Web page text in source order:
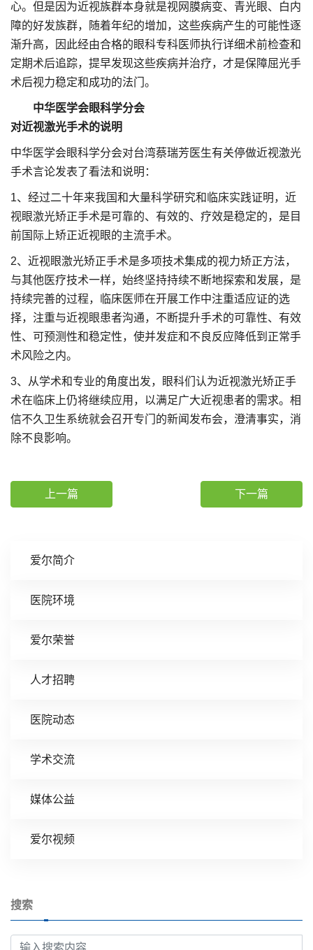
爱尔简介
医院环境
爱尔荣誉
人才招聘
医院动态
学术交流
媒体公益
爱尔视频
搜索
心。但是因为近视族群本身就是视网膜病变、青光眼、白内
障的好发族群，随着年纪的增加，这些疾病产生的可能性逐
渐升高，因此经由合格的眼科专科医师执行详细术前检查和
定期术后追踪，提早发现这些疾病并治疗，才是保障屈光手
术后视力稳定和成功的法门。
中华医学会眼科学分会
对近视激光手术的说明
中华医学会眼科学分会对台湾蔡瑞芳医生有关停做近视激光
手术言论发表了看法和说明：
1、经过二十年来我国和大量科学研究和临床实践证明，近
视眼激光矫正手术是可靠的、有效的、疗效是稳定的，是目
前国际上矫正近视眼的主流手术。
2、近视眼激光矫正手术是多项技术集成的视力矫正方法，
与其他医疗技术一样，始终坚持持续不断地探索和发展，是
持续完善的过程，临床医师在开展工作中注重适应证的选
择，注重与近视眼患者沟通，不断提升手术的可靠性、有效
性、可预测性和稳定性，使并发症和不良反应降低到正常手
术风险之内。
3、从学术和专业的角度出发，眼科们认为近视激光矫正手
术在临床上仍将继续应用，以满足广大近视患者的需求。相
信不久卫生系统就会召开专门的新闻发布会，澄清事实，消
除不良影响。
上一篇 下一篇